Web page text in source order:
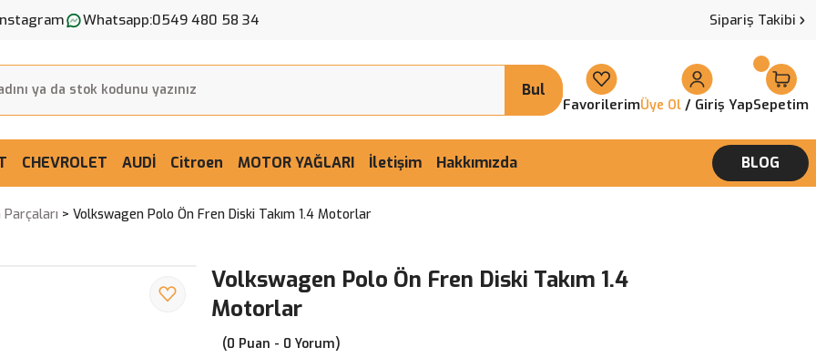
Whatsapp:0549 480 58 34 Sipariş Takibi
Bul
FavorilerimÜye Ol / Giriş YapSepetim
CHEVROLET AUDİ Citroen MOTOR YAĞLARI İletişim Hakkımızda BLOG
Volkswagen Polo Ön Fren Diski Takım 1.4 Motorlar
Volkswagen Polo Ön Fren Diski Takım 1.4
Motorlar
(0 Puan - 0 Yorum)